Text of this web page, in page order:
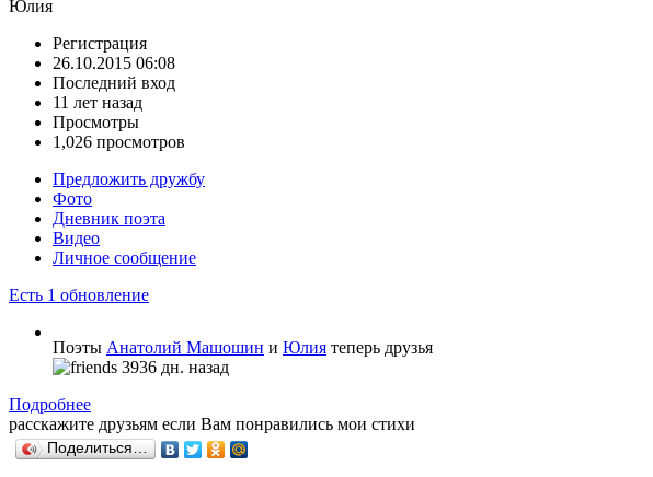
Юлия
Регистрация
26.10.2015 06:08
Последний вход
11 лет назад
Просмотры
1,026 просмотров
Предложить дружбу
Фото
Дневник поэта
Видео
Личное сообщение
Есть 1 обновление
Поэты Анатолий Машошин и Юлия теперь друзья
3936 дн. назад
Подробнее
расскажите друзьям если Вам понравились мои стихи
Поделиться…